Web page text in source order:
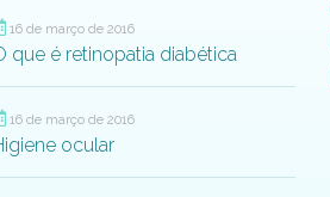
16 de março de 2016
que é retinopatia diabética
16 de março de 2016
ocular